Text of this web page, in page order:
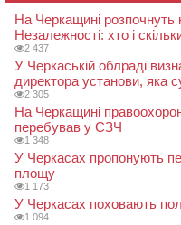
На Черкащині
Незалежності: хто і
2 437
У Черкаській облраді
директора установи, яка
2 305
На Черкащині
перебував у СЗЧ
1 348
У Черкасах пропонують
площу
1 173
У Черкасах поховають
1 094